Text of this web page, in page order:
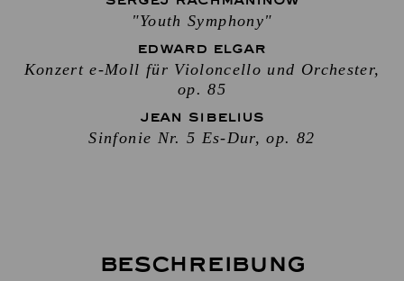
"Youth Symphony"
EDWARD ELGAR
Konzert e-Moll für Violoncello und Orchester,
op. 85
JEAN SIBELIUS
Sinfonie Nr. 5 Es-Dur, op. 82
Beschreibung